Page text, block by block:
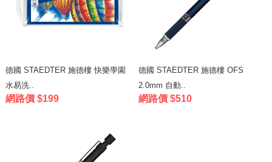
德國 STAEDTER 施德樓 快樂學園
水易洗..
網路價 $199
德國 STAEDTER 施德樓 OFS
2.0mm 自動..
網路價 $510